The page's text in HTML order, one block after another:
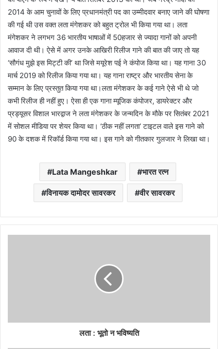
2014 के आम चुनावों के लिए प्रधानमंत्री पद का उम्मीदवार बनाए जाने की घोषणा
की गई थी उस वक्त लता मंगेशकर को बहुत ट्रोल भी किया गया था। लता
मंगेशकर ने लगभग 36 भारतीय भाषाओं में 50हजार से ज्यादा गानों को अपनी
आवाज दी थी। ऐसे में अगर उनके आखिरी रिलीज गाने की बात की जाए तो यह
‘सौगंध मुझे इस मिट्टी की’ था जिसे मयूरेश पई ने कंपोज किया था। यह गाना 30
मार्च 2019 को रिलीज किया गया था। यह गाना राष्ट्र और भारतीय सेना के
सम्मान के लिए प्रस्तुत किया गया था।लता मंगेशकर के कई गाने ऐसे भी थे जो
कभी रिलीज ही नहीं हुए। ऐसा ही एक गाना म्यूजिक कंपोजर, डायरेक्टर और
प्रड्यूसर विशाल भारद्वाज ने लता मंगेशकर के जन्मदिन के मौके पर सितंबर 2021
में सोशल मीडिया पर शेयर किया था। ‘ठीक नहीं लगता’ टाइटल वाले इस गाने को
90 के दशक में रिकॉर्ड किया गया था। इस गाने को गीतकार गुलजार ने लिखा था।
Lata Mangeshkar भारत रत्न
विनायक दामोदर सावरकर वीर सावरकर
लता : भूतो न भविष्यति